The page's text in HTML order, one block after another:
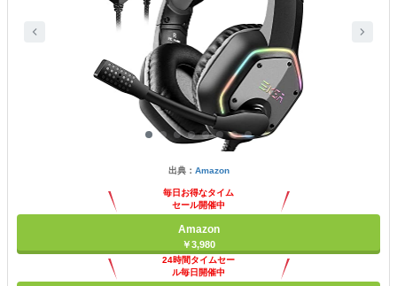
出典： Amazon
毎日お得なタイム
セール開催中
Amazon
￥3,980
24時間タイムセー
ル毎日開催中